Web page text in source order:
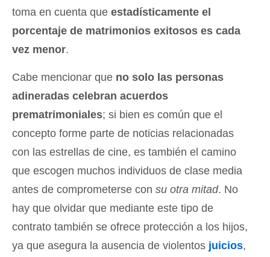
toma en cuenta que estadísticamente el
porcentaje de matrimonios exitosos es cada
vez menor.
Cabe mencionar que no solo las personas
adineradas celebran acuerdos
prematrimoniales; si bien es común que el
concepto forme parte de noticias relacionadas
con las estrellas de cine, es también el camino
que escogen muchos individuos de clase media
antes de comprometerse con su otra mitad. No
hay que olvidar que mediante este tipo de
contrato también se ofrece protección a los hijos,
ya que asegura la ausencia de violentos juicios,